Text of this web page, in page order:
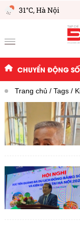
31°C,Hà Nội
CHUYỂN ĐỘNG SỐ
Trang chủ Tags